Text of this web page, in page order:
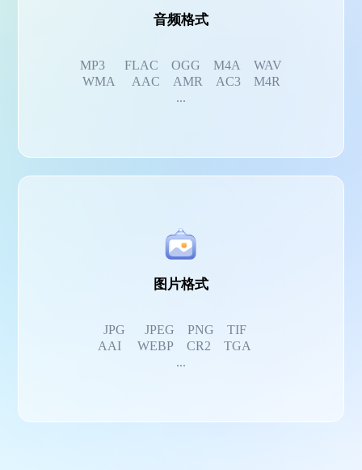
音频格式
MP3 FLAC OGG M4A WAV
WMA AAC AMR AC3 M4R
...
图片格式
JPG JPEG PNG TIF
AAI WEBP CR2 TGA
...